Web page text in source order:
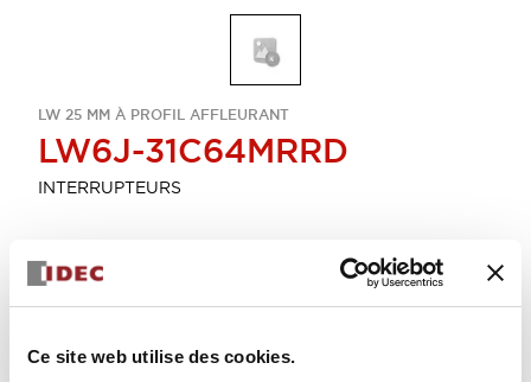
Ce site web utilise des cookies.
LW 25 MM À PROFIL AFFLEURANT
LW6J-31C64MRRD
INTERRUPTEURS
Sélectionner la quantité